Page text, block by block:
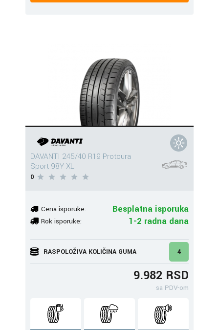
DAVANTI 245/40 R19 Protoura
Sport 98Y XL
0
Cena isporuke: Besplatna isporuka
Rok isporuke: 1-2 radna dana
RASPOLOŽIVA KOLIČINA GUMA 4
9.982 RSD
sa PDV-om